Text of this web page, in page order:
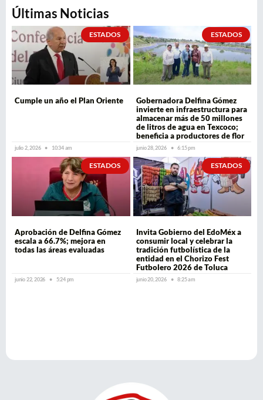
Últimas Noticias
ESTADOS
Cumple un año el Plan Oriente
julio 2, 2026 10:34 am
ESTADOS
Gobernadora Delfina Gómez
invierte en infraestructura para
almacenar más de 50 millones
de litros de agua en Texcoco;
beneficia a productores de flor
junio 28, 2026 6:15 pm
ESTADOS
Aprobación de Delfina Gómez
escala a 66.7%; mejora en
todas las áreas evaluadas
junio 22, 2026 5:24 pm
ESTADOS
Invita Gobierno del EdoMéx a
consumir local y celebrar la
tradición futbolística de la
entidad en el Chorizo Fest
Futbolero 2026 de Toluca
junio 20, 2026 8:25 am